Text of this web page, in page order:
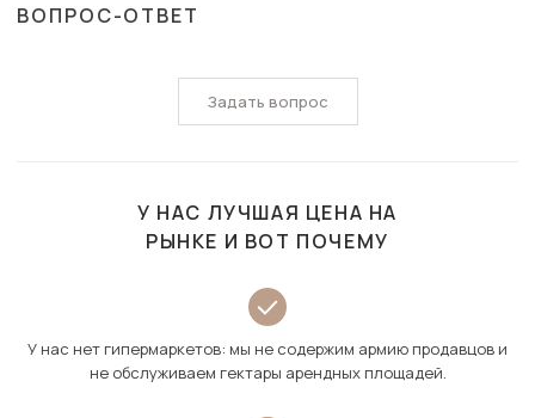
ВОПРОС-ОТВЕТ
Задать вопрос
У НАС ЛУЧШАЯ ЦЕНА НА
РЫНКЕ И ВОТ ПОЧЕМУ
У нас нет гипермаркетов: мы не содержим армию продавцов и
не обслуживаем гектары арендных площадей.